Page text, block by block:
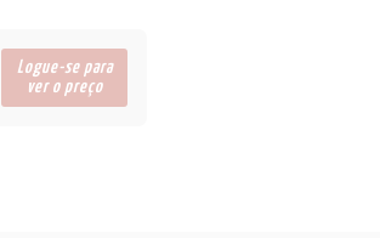
Logue-se para
ver o preço